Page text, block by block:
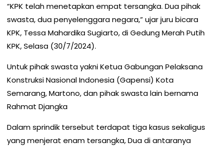
“KPK telah menetapkan empat tersangka. Dua pihak
swasta, dua penyelenggara negara,” ujar juru bicara
KPK, Tessa Mahardika Sugiarto, di Gedung Merah Putih
KPK, Selasa (30/7/2024).
Untuk pihak swasta yakni Ketua Gabungan Pelaksana
Konstruksi Nasional Indonesia (Gapensi) Kota
Semarang, Martono, dan pihak swasta lain bernama
Rahmat Djangka
Dalam sprindik tersebut terdapat tiga kasus sekaligus
yang menjerat enam tersangka, Dua di antaranya